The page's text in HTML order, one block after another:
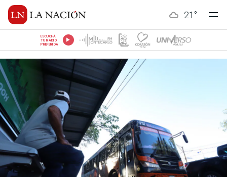
21 °
ESCUCHÁ
TU RADIO
PREFERIDA